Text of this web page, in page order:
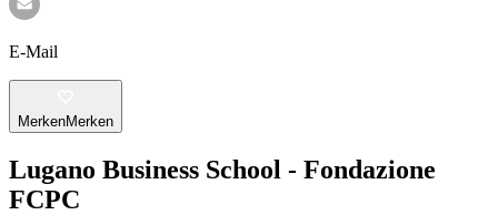
E-Mail
MerkenMerken
Lugano Business School - Fondazione
FCPC